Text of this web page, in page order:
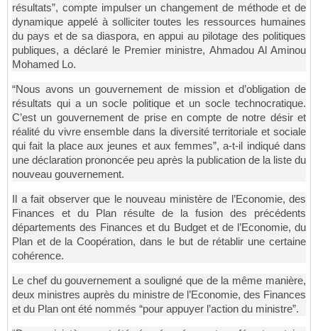
résultats”, compte impulser un changement de méthode et de
dynamique appelé à solliciter toutes les ressources humaines
du pays et de sa diaspora, en appui au pilotage des politiques
publiques, a déclaré le Premier ministre, Ahmadou Al Aminou
Mohamed Lo.
“Nous avons un gouvernement de mission et d’obligation de
résultats qui a un socle politique et un socle technocratique.
C’est un gouvernement de prise en compte de notre désir et
réalité du vivre ensemble dans la diversité territoriale et sociale
qui fait la place aux jeunes et aux femmes”, a-t-il indiqué dans
une déclaration prononcée peu après la publication de la liste du
nouveau gouvernement.
Il a fait observer que le nouveau ministère de l’Economie, des
Finances et du Plan résulte de la fusion des précédents
départements des Finances et du Budget et de l’Economie, du
Plan et de la Coopération, dans le but de rétablir une certaine
cohérence.
Le chef du gouvernement a souligné que de la même manière,
deux ministres auprès du ministre de l’Economie, des Finances
et du Plan ont été nommés “pour appuyer l’action du ministre”.